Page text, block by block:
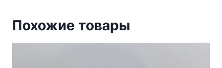
Похожие товары